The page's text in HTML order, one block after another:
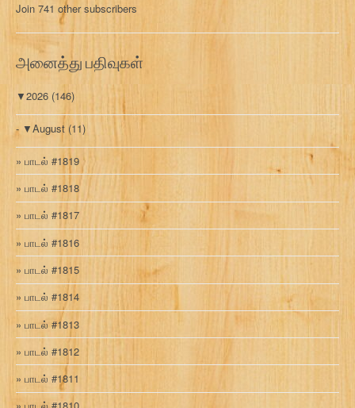
d
r
s
Join 741 other subscribers
அனைத்து பதிவுகள்
▼2026 (146)
▼August (11)
பாடல் #1819
பாடல் #1818
பாடல் #1817
பாடல் #1816
பாடல் #1815
பாடல் #1814
பாடல் #1813
பாடல் #1812
பாடல் #1811